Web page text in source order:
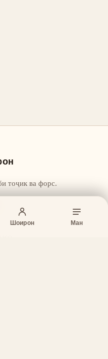
Шоирон Ман
тоҷик ва форс.